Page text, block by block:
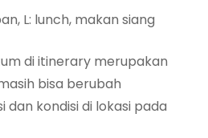
L: lunch, makan siang
di itinerary merupakan
bisa berubah
dan kondisi di lokasi pada